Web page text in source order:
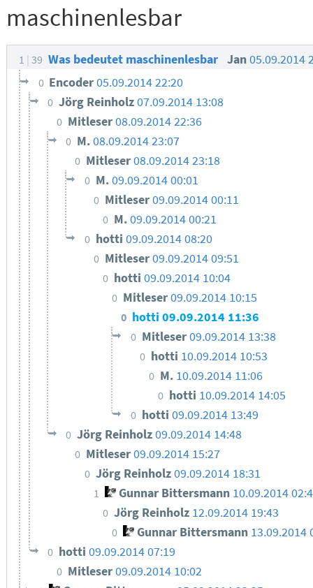
maschinenlesbar
1 39 Was bedeutet maschinenlesbar Jan05.09.2014
0 Encoder05.09.2014 22:20
0 Jörg Reinholz07.09.2014 13:08
0 Mitleser08.09.2014 22:36
0 M.08.09.2014 23:07
0 Mitleser08.09.2014 23:18
0 M.09.09.2014 00:01
0 Mitleser09.09.2014 00:11
0 M.09.09.2014 00:21
0 hotti 09.09.2014 08:20
0 Mitleser09.09.2014 09:51
0 hotti 09.09.2014 10:04
0 Mitleser09.09.2014 10:15
0 hotti09.09.2014 11:36
0 Mitleser09.09.2014 13:38
0 hotti 10.09.2014 10:53
0 M. 10.09.2014 11:06
0 hotti 10.09.2014 14:05
0 hotti 09.09.2014 13:49
0 Jörg Reinholz09.09.2014 14:48
0 Mitleser09.09.2014 15:27
0 Jörg Reinholz09.09.2014 18:31
1 Gunnar Bittersmann 10.09.2014
0 Jörg Reinholz 12.09.2014 19:43
0 Gunnar Bittersmann 13.09.2014
0 hotti 09.09.2014 07:19
0 Mitleser09.09.2014 10:02